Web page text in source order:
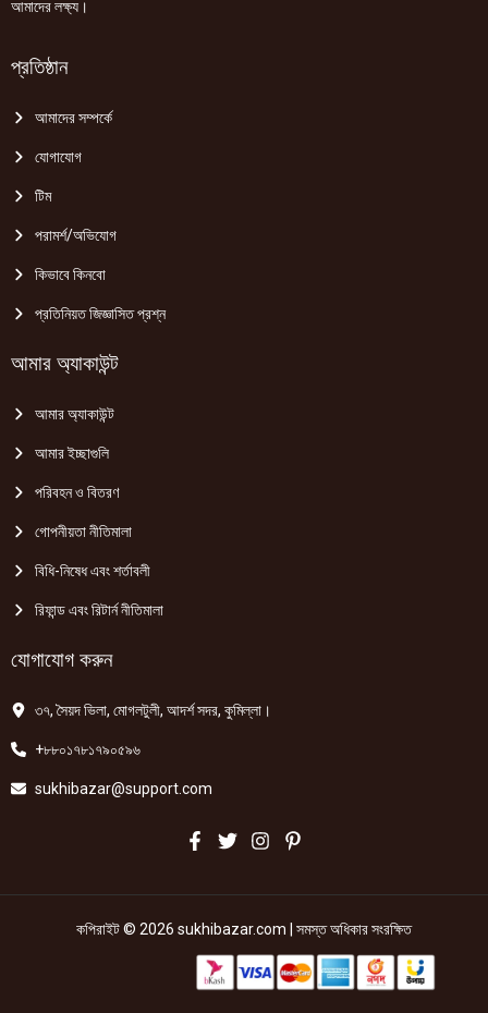
আমাদের লক্ষ্য।
প্রতিষ্ঠান
আমাদের সম্পর্কে
যোগাযোগ
টিম
পরামর্শ/অভিযোগ
কিভাবে কিনবো
প্রতিনিয়ত জিজ্ঞাসিত প্রশ্ন
আমার অ্যাকাউন্ট
আমার অ্যাকাউন্ট
আমার ইচ্ছাগুলি
পরিবহন ও বিতরণ
গোপনীয়তা নীতিমালা
বিধি-নিষেধ এবং শর্তাবলী
রিফান্ড এবং রিটার্ন নীতিমালা
যোগাযোগ করুন
৩৭, সৈয়দ ভিলা, মোগলটুলী, আদর্শ সদর, কুমিল্লা।
+৮৮০১৭৮১৭৯০৫৯৬
sukhibazar@support.com
কপিরাইট © 2026 sukhibazar.com | সমস্ত অধিকার সংরক্ষিত